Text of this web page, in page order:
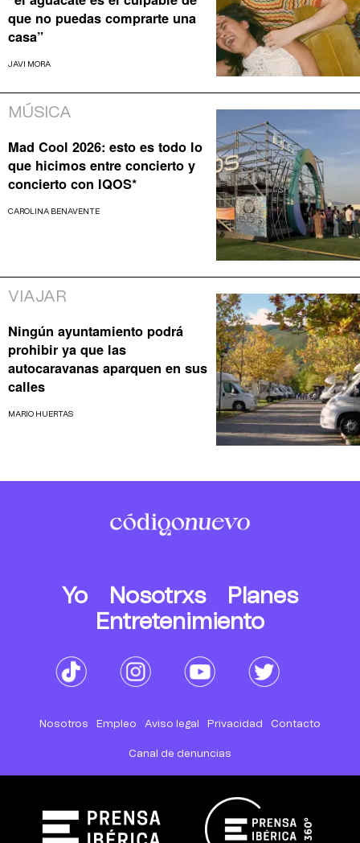
que no puedas comprarte una
casa”
JAVI MORA
MÚSICA
Mad Cool 2026: esto es todo lo
que hicimos entre concierto y
concierto con IQOS*
CAROLINA BENAVENTE
VIAJAR
Ningún ayuntamiento podrá
prohibir ya que las
autocaravanas aparquen en sus
calles
MARIO HUERTAS
Yo Nosotrxs
Planes
Entretenimiento
Nosotros Empleo Aviso legal Privacidad Contacto
Canal de denuncias